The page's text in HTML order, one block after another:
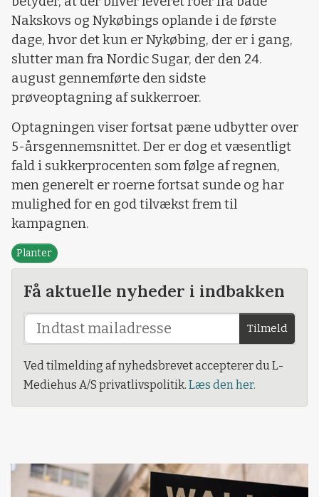
Nakskovs og Nykøbings oplande i de første
dage, hvor det kun er Nykøbing, der er i gang,
slutter man fra Nordic Sugar, der den 24.
august gennemførte den sidste
prøveoptagning af sukkerroer.
Optagningen viser fortsat pæne udbytter over
5-årsgennemsnittet. Der er dog et væsentligt
fald i sukkerprocenten som følge af regnen,
men generelt er roerne fortsat sunde og har
mulighed for en god tilvækst frem til
kampagnen.
Planter
Få aktuelle nyheder i indbakken
Tilmeld
Ved tilmelding af nyhedsbrevet accepterer du L-
Mediehus A/S privatlivspolitik. Læs den her.